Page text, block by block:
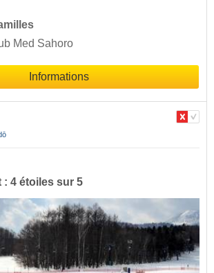
Med Sahoro
Informations
: 4 étoiles sur 5